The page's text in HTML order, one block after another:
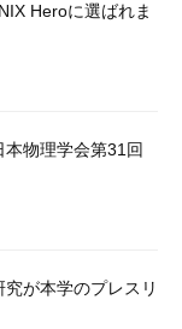
Heroに選ばれま
物理学会第31回
が本学のプレスリ